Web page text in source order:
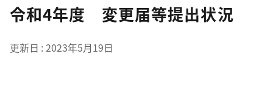
令和4年度 変更届等提出状況
更新日 2023年5月19日